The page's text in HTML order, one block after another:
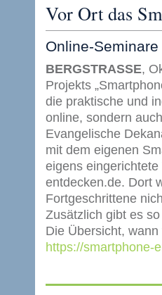
Vor Ort das
Online-
BERGSTRASSE,
Projekts
die praktische und
online, sondern
Evangelische
mit dem eigenen
eigens
entdecken.de. Dort
Fortgeschrittene
Zusätzlich gibt es
Die Übersicht,
https://smartphone-